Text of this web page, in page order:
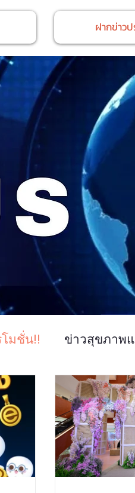
ฝากข่าว
มชั่น!! ข่าวสุขภาพ
ข่าวงานแสดงสินค้า